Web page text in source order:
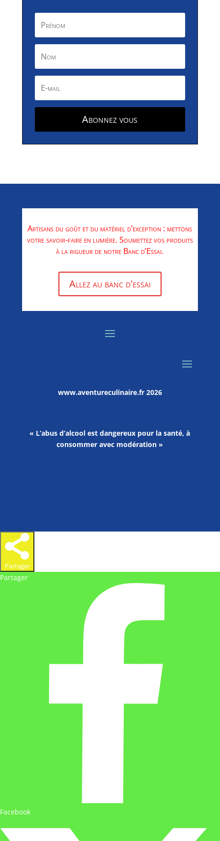
Abonnez vous
Artisans du goût et du matériel d’exception : mettons
votre savoir-faire en lumière. Soumettez vos produits
à la rigueur de notre Banc d’Essai.
Allez au banc d'essai
www.aventureculinaire.fr2026
« L’abus d’alcool est dangereux pour la santé, à
consommer avec modération »
Partager
Partager
Facebook